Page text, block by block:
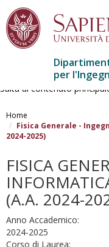
Salta al contenuto
per
Home
Fisica Generale -
2024-2025)
FISICA
(A.A. 2024-
Anno Accademico:
2024-2025
Corso di Laurea: